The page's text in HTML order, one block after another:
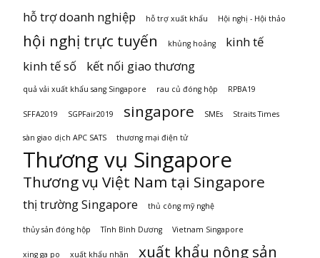
hỗ trợ doanh nghiệp hỗ trợ xuất khẩu Hội nghị - Hội thảo
hội nghị trực tuyến khủng hoảng
kinh tế
kinh tế số
kết nối giao thương
quả vải xuất khẩu sang Singapore rau củ đóng hộp RPBA19
SFFA2019 SGPFair2019 singapore SMEs Straits Times
sàn giao dịch APC SATS thương mại điện tử
Thương vụ Singapore
Thương vụ Việt Nam tại Singapore
thị trường Singapore thủ công mỹ nghệ
thủy sản đóng hộp Tỉnh Bình Dương Vietnam Singapore
xing ga po xuất khẩu nhãn xuất khẩu nông sản